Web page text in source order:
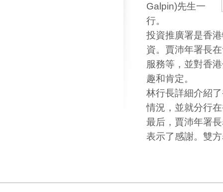
Galpin)先生一
行。
投資推廣署是香
資。賈沛年署長
服務等，並對香
趣和肯定。
林行長詳細介紹
情況，並就分行
最后，賈沛年署
表示了感謝。雙